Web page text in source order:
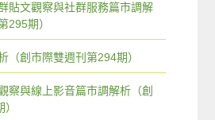
貼文觀察與社群服務篇市調解
295期）
（創市際雙週刊第294期）
察與線上影音篇市調解析（創